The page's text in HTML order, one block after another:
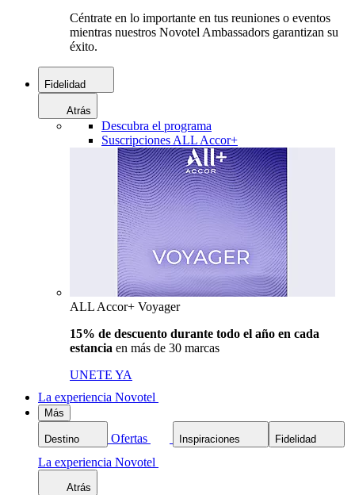
Céntrate en lo importante en tus reuniones o eventos
mientras nuestros Novotel Ambassadors garantizan su
éxito.
Fidelidad
Atrás
Descubra el programa
Suscripciones ALL Accor+
ALL Accor+ Voyager
15% de descuento durante todo el año en cada
estancia en más de 30 marcas
UNETE YA
La experiencia Novotel
Más
Destino Ofertas Inspiraciones Fidelidad
La experiencia Novotel
Atrás